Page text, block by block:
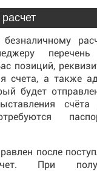
позиций,
счета, а также
будет
после
При